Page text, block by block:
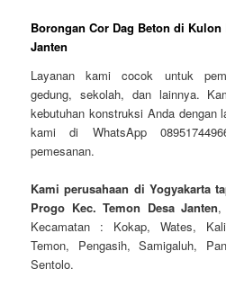
Borongan Cor Dag Beton di Kulon
Janten
Layanan kami cocok untuk
gedung, sekolah, dan lainnya.
kebutuhan konstruksi Anda dengan
kami di WhatsApp
pemesanan.
Kami perusahaan di Yogyakarta
Progo Kec. Temon Desa Janten,
Kecamatan : Kokap, Wates,
Temon, Pengasih, Samigaluh,
Sentolo.